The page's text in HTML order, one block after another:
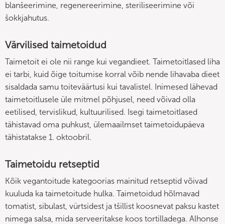
blanšeerimine, regenereerimine, steriliseerimine või
šokkjahutus.
Värvilised taimetoidud
Taimetoit ei ole nii range kui vegandieet. Taimetoitlased liha
ei tarbi, kuid õige toitumise korral võib nende lihavaba dieet
sisaldada samu toiteväärtusi kui tavalistel. Inimesed lähevad
taimetoitlusele üle mitmel põhjusel, need võivad olla
eetilised, tervislikud, kultuurilised. Isegi taimetoitlased
tähistavad oma puhkust, ülemaailmset taimetoidupäeva
tähistatakse 1. oktoobril.
Taimetoidu retseptid
Kõik vegantoitude kategoorias mainitud retseptid võivad
kuuluda ka taimetoitude hulka. Taimetoidud hõlmavad
tomatist, sibulast, vürtsidest ja tšillist koosnevat paksu kastet
nimega salsa, mida serveeritakse koos tortilladega. Alhonse